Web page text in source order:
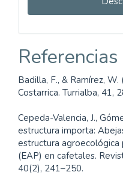
Referencias
Badilla, F., & Ramírez,
Costarrica. Turrialba, 41,
Cepeda-Valencia, J.,
estructura importa:
estructura agroecológica
(EAP) en cafetales.
40(2), 241–250.